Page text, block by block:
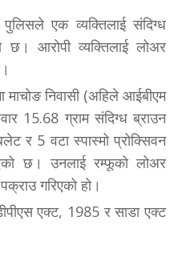
एक व्यक्तिलाई संदिग्ध
छ। आरोपी व्यक्तिलाई लोअर
माचोङ निवासी (अहिले आईबीएम
15.68 ग्राम संदिग्ध ब्राउन
र 5 वटा स्पास्मो प्रोक्सिवन
छ। उनलाई रम्फूको लोअर
गरिएको हो।
एक्ट, 1985 र साडा एक्ट